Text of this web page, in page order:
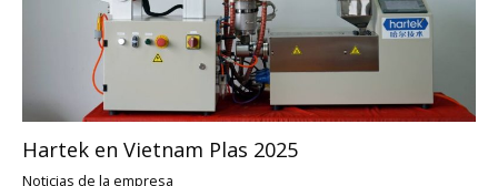
Hartek en Vietnam Plas 2025
Noticias de la empresa